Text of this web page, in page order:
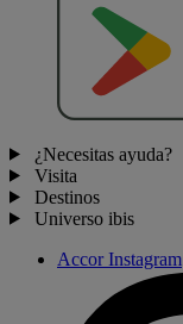
¿Necesitas ayuda?
Visita
Destinos
Universo ibis
Accor Instagram